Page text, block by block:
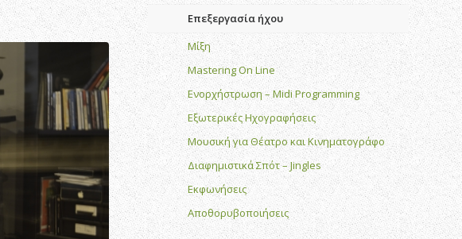
Επεξεργασία ήχου
Μίξη
Mastering On Line
Ενορχήστρωση – Midi Programming
Εξωτερικές Ηχογραφήσεις
Μουσική για Θέατρο και Κινηματογράφο
Διαφημιστικά Σπότ – Jingles
Εκφωνήσεις
Αποθορυβοποιήσεις